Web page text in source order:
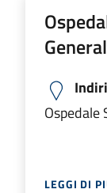
Ospedale
LEGGI DI